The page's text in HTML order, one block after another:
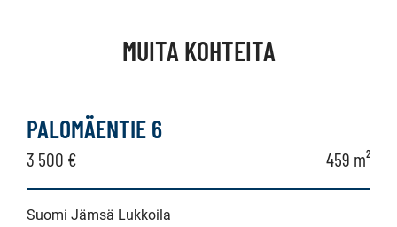
MUITA KOHTEITA
PALOMÄENTIE 6
3 500 € 459 m²
Suomi Jämsä Lukkoila